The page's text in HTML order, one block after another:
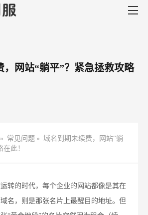
，网站“躺平”？紧急拯救攻略
» 常见问题 » 域名到期未续费，网站“躺
此！
转的时代，每个企业的网站都像是其在
名，则是那张名片上最醒目的地址。但